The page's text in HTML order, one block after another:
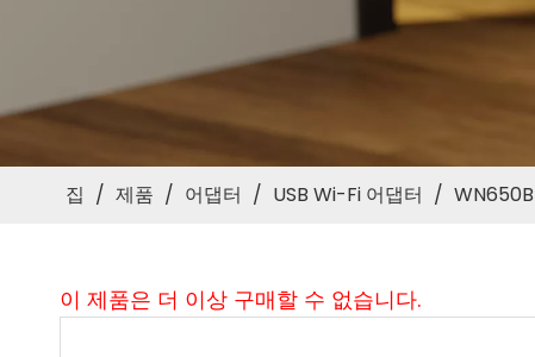
집 / 제품 / 어댑터 / USB Wi-Fi 어댑터 /
이 제품은 더 이상 구매할 수 없습니다.